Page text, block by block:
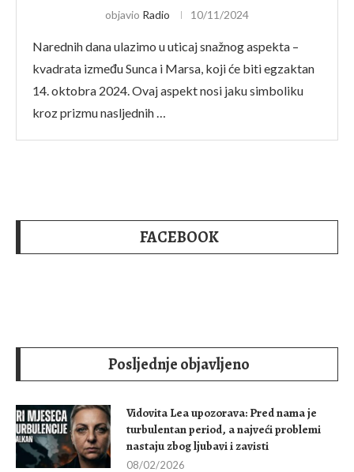
objavio Radio 10/11/2024
Narednih dana ulazimo u uticaj snažnog aspekta –
kvadrata između Sunca i Marsa, koji će biti egzaktan
14. oktobra 2024. Ovaj aspekt nosi jaku simboliku
kroz prizmu nasljednih …
FACEBOOK
Posljednje objavljeno
Vidovita Lea upozorava: Pred nama je
turbulentan period, a najveći problemi
nastaju zbog ljubavi i zavisti
08/02/2026